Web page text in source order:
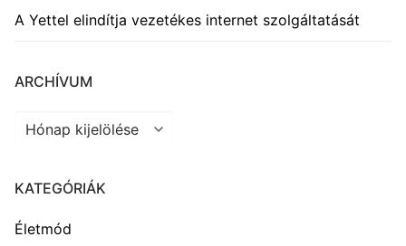
A Yettel elindítja vezetékes internet szolgáltatását
ARCHÍVUM
Archívum
KATEGÓRIÁK
Életmód